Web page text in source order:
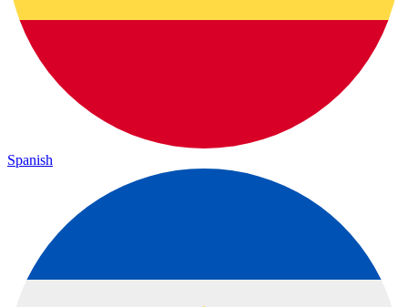
Spanish